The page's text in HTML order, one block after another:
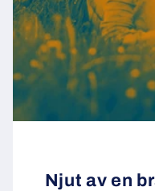
Njut av en